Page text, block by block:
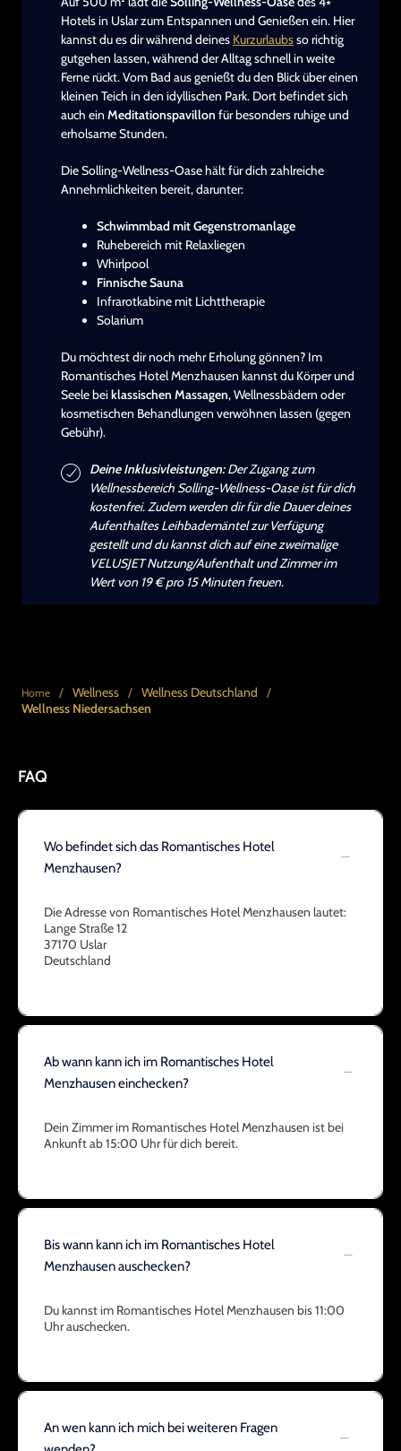
Hotels in Uslar zum Entspannen und Genießen ein. Hier
kannst du es dir während deines Kurzurlaubsso richtig
gutgehen lassen, während der Alltag schnell in weite
Ferne rückt. Vom Bad aus genießt du den Blick über einen
kleinen Teich in den idyllischen Park. Dort befindet sich
auch ein Meditationspavillon für besonders ruhige und
erholsame Stunden.
Die Solling-Wellness-Oase hält für dich zahlreiche
Annehmlichkeiten bereit, darunter:
Schwimmbad mit Gegenstromanlage
Ruhebereich mit Relaxliegen
Whirlpool
Finnische Sauna
Infrarotkabine mit Lichttherapie
Solarium
Du möchtest dir noch mehr Erholung gönnen? Im
Romantisches Hotel Menzhausen kannst du Körper und
Seele beiklassischen Massagen, Wellnessbädern oder
kosmetischen Behandlungen verwöhnen lassen (gegen
Gebühr).
Deine Inklusivleistungen:Der Zugang zum
Wellnessbereich Solling-Wellness-Oase ist für dich
kostenfrei. Zudem werden dir für die Dauer deines
Aufenthaltes Leihbademäntel zur Verfügung
gestellt und du kannst dich auf eine zweimalige
VELUSJET Nutzung/Aufenthalt und Zimmer im
Wert von 19 € pro 15 Minuten freuen.
Home / Wellness / Wellness Deutschland
/
Wellness Niedersachsen
FAQ
Wo befindet sich das Romantisches Hotel
Menzhausen?
Die Adresse von Romantisches Hotel Menzhausen lautet:
Lange Straße 12
37170 Uslar
Deutschland
Ab wann kann ich im Romantisches Hotel
Menzhausen einchecken?
Dein Zimmer im Romantisches Hotel Menzhausen ist bei
Ankunft ab 15:00 Uhr für dich bereit.
Bis wann kann ich im Romantisches Hotel
Menzhausen auschecken?
Du kannst im Romantisches Hotel Menzhausen bis 11:00
Uhr auschecken.
An wen kann ich mich bei weiteren Fragen